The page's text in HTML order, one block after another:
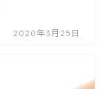
2020年3月25日